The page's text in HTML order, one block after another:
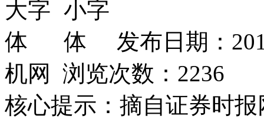
发布日期：
机网 浏览次数： 2236
核心提示：摘自证券时